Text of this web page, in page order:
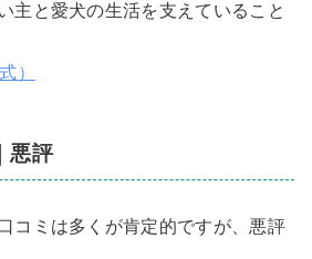
主と愛犬の生活を支えていること
）
悪評
コミは多くが肯定的ですが、悪評